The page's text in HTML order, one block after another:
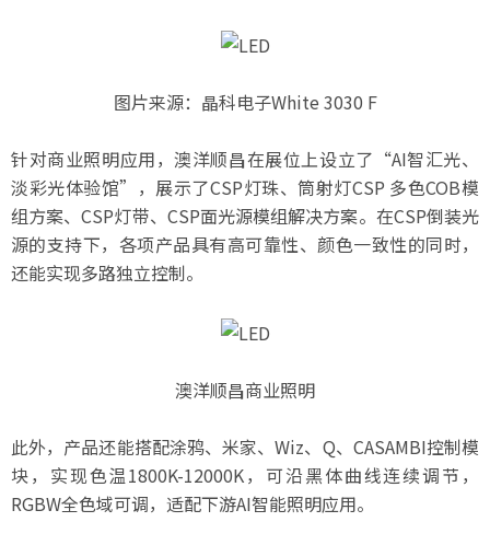
图片来源：晶科电子White 3030 F
针对商业照明应用，澳洋顺昌在展位上设立了“AI智汇光、
淡彩光体验馆”，展示了CSP灯珠、筒射灯CSP 多色COB模
组方案、CSP灯带、CSP面光源模组解决方案。在CSP倒装光
源的支持下，各项产品具有高可靠性、颜色一致性的同时，
还能实现多路独立控制。
澳洋顺昌商业照明
此外，产品还能搭配涂鸦、米家、Wiz、Q、CASAMBI控制模
块，实现色温1800K-12000K，可沿黑体曲线连续调节，
RGBW全色域可调，适配下游AI智能照明应用。